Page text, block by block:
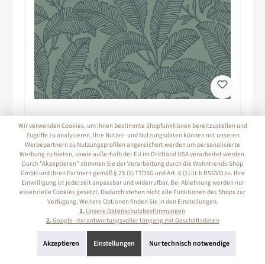
Vliestapete Bananenblätter grün Grandeco
Attitude A66401
Inhalt:12 m² (2,10 € / 1 m²)
Verkaufspreis:
25,19 € Regulärer Preis:
35,24 €(28.52% gespart)
Preise inkl. MwSt. zzgl. Versandkosten
In den Warenkorb
Wir verwenden Cookies, um Ihnen bestimmte Shopfunktionen bereitzustellen und
Zugriffe zu analysieren. Ihre Nutzer- und Nutzungsdaten können mit unseren
Werbepartnern zu Nutzungsprofilen angereichert werden um personalisierte
Werbung zu bieten, sowie außerhalb der EU im Drittland USA verarbeitet werden.
Durch "Akzeptieren" stimmen Sie der Verarbeitung durch die Wohntrends-Shop
GmbH und ihren Partnern gemäß § 25 (1) TTDSG und Art. 6 (1) lit.b DSGVO zu. Ihre
Einwilligung ist jederzeit anpassbar und widerrufbar. Bei Ablehnung werden nur
essenzielle Cookies gesetzt. Dadurch stehen nicht alle Funktionen des Shops zur
Verfügung. Weitere Optionen finden Sie in den Einstellungen.
1.Unsere Datenschutzbestimmungen
2.Google - Verantwortungsvoller Umgang mit Geschäftsdaten
Akzeptieren Einstellungen Nur technisch notwendige